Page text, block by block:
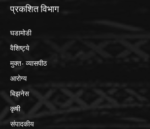
प्रकशित विभाग
घडामोडी
वैशिष्ट्ये
मुक्त- व्यासपीठ
आरोग्य
बिझनेस
कृषी
संपादकीय